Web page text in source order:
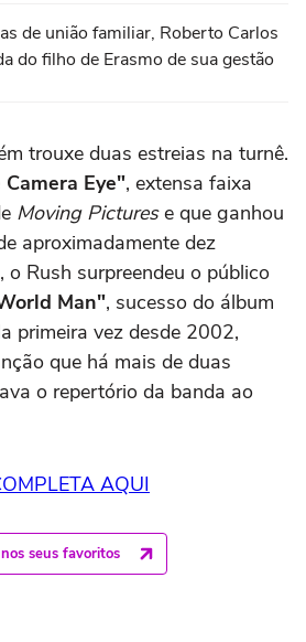
de união familiar, Roberto Carlos
do filho de Erasmo de sua gestão
trouxe duas estreias na turnê.
Camera Eye", extensa faixa
Moving Picturese que ganhou
aproximadamente dez
o Rush surpreendeu o público
Man", sucesso do álbum
primeira vez desde 2002,
que há mais de duas
o repertório da banda ao
AQUI
seus favoritos